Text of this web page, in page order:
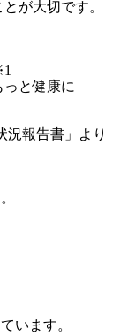
況報告書」より
います。